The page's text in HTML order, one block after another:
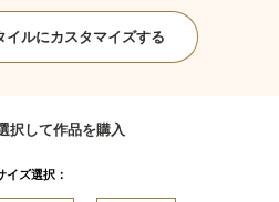
イルにカスタマイズする
択して作品を購入
イズ選択：